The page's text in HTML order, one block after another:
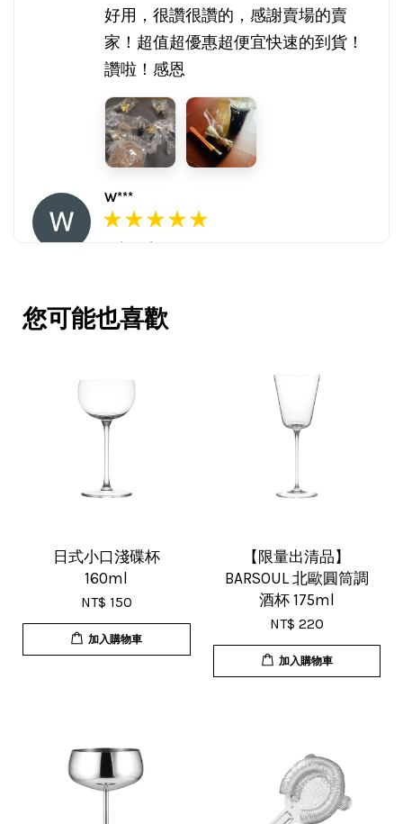
好用，很讚很讚的，感謝賣場的賣
家！超值超優惠超便宜快速的到貨！
讚啦！感恩
W***
16/Nov/2025 03:45 pm
這購買。希望賣家能多選賣更多商
V***
超用心的包裝，非常好用的產品，謝
謝賣家，價格超優惠，CP值超高，推
薦給大家！
18/Nov/2025 07:35 pm
杯子的品質非常好、寄出很快速很有
您可能也喜歡
日式小口淺碟杯
160ml
NT$ 150
加入購物車
【限量出清品】
BARSOUL 北歐圓筒調
酒杯 175ml
NT$ 220
加入購物車